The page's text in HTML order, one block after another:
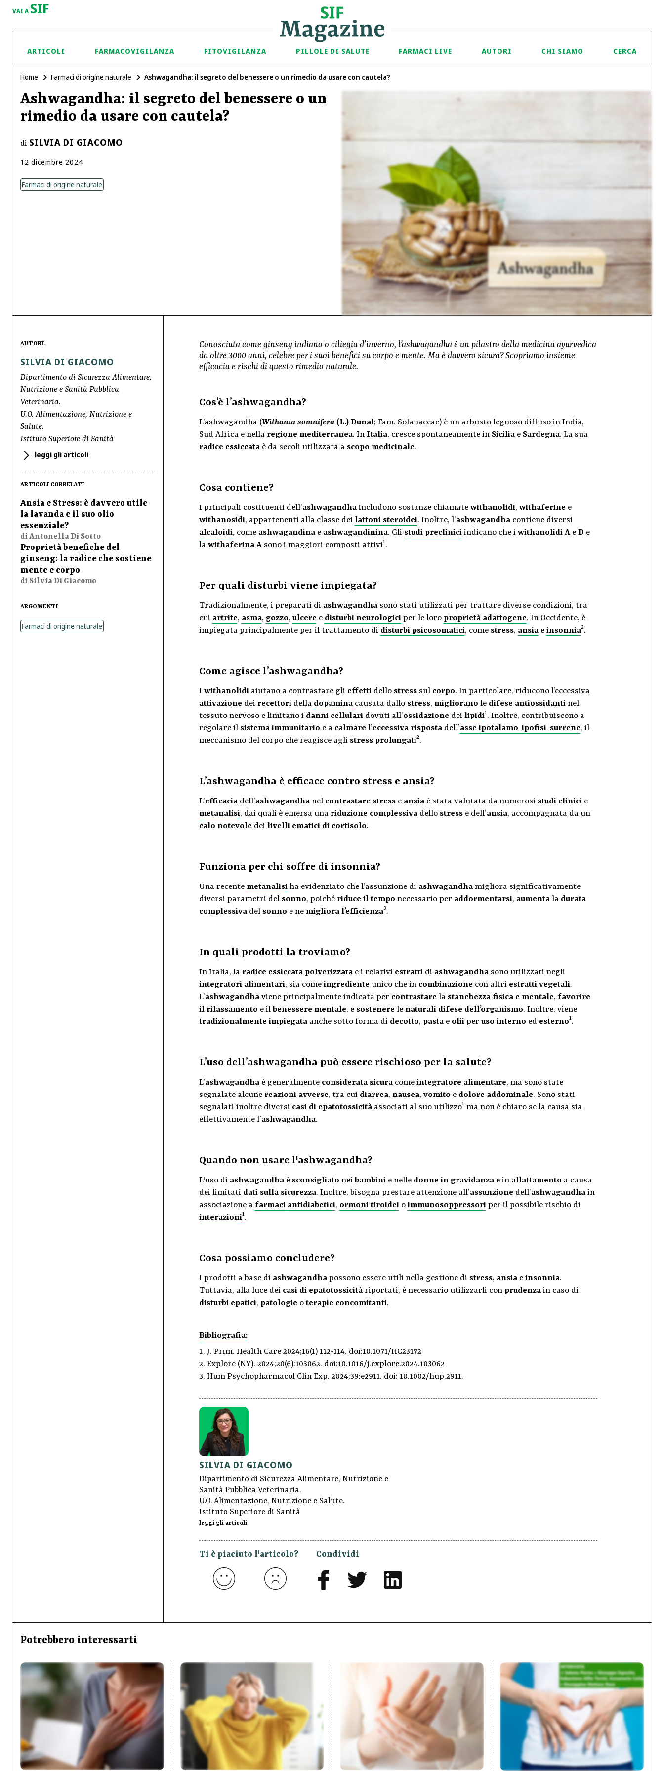
VAI A SIF
ARTICOLI FARMACOVIGILANZA FITOVIGILANZA PILLOLE DI SALUTE FARMACI LIVE AUTORI CHI SIAMO CERCA
Home Farmaci di origine naturale Ashwagandha: il segreto del benessere o un rimedio da usare con cautela?
Ashwagandha: il segreto del benessere o un
rimedio da usare con cautela?
di SILVIA DI GIACOMO
12 dicembre 2024
Farmaci di origine naturale
AUTORE
SILVIA DI GIACOMO
Dipartimento di Sicurezza Alimentare,
Nutrizione e Sanità Pubblica
Veterinaria.
U.O. Alimentazione, Nutrizione e
Salute.
Istituto Superiore di Sanità
leggi gli articoli
ARTICOLI CORRELATI
Ansia e Stress: è davvero utile
la lavanda e il suo olio
essenziale?
di Antonella Di Sotto
Proprietà benefiche del
ginseng: la radice che sostiene
mente e corpo
di Silvia Di Giacomo
ARGOMENTI
Farmaci di origine naturale
Conosciuta come ginseng indiano o ciliegia d’inverno, l’ashwagandha è un pilastro della medicina ayurvedica
da oltre 3000 anni, celebre per i suoi benefici su corpo e mente. Ma è davvero sicura? Scopriamo insieme
efficacia e rischi di questo rimedio naturale.
Cos’è l’ashwagandha?
L’ashwagandha (Withania somnifera (L.) Dunal; Fam. Solanaceae) è un arbusto legnoso diffuso in India,
Sud Africa e nella regione mediterranea. In Italia, cresce spontaneamente in Siciliae Sardegna. La sua
radice essiccataè da secoli utilizzata a scopo medicinale.
Cosa contiene?
I principali costituenti dell’ashwagandhaincludono sostanze chiamate withanolidi, withaferine e
withanosidi, appartenenti alla classe dei lattoni steroidei. Inoltre, l’ashwagandhacontiene diversi
alcaloidi, come ashwagandinae ashwagandinina. Gli studi precliniciindicano che i withanolidi Ae D e
la withaferina Asono i maggiori composti attivi1.
Per quali disturbi viene impiegata?
Tradizionalmente, i preparati di ashwagandhasono stati utilizzati per trattare diverse condizioni, tra
cui artrite, asma, gozzo, ulcere e disturbi neurologiciper le loro proprietà adattogene. In Occidente, è
impiegata principalmente per il trattamento di disturbi psicosomatici, come stress, ansiae insonnia2.
Come agisce l’ashwagandha?
I withanolidiaiutano a contrastare gli effettidello stresssul corpo. In particolare, riducono l’eccessiva
attivazione dei recettoridella dopaminacausata dallo stress, migliorano le difese antiossidantinel
tessuto nervoso e limitano i danni cellularidovuti all’ossidazione dei lipidi1. Inoltre, contribuiscono a
regolare il sistema immunitario e a calmare l’eccessiva risposta dell’asse ipotalamo-ipofisi-surrene, il
meccanismo del corpo che reagisce agli stress prolungati2.
L’ashwagandha è efficace contro stress e ansia?
L’efficaciadell’ashwagandhanel contrastare stresse ansiaè stata valutata da numerosi studi clinicie
metanalisi, dai quali è emersa una riduzione complessivadello stresse dell’ansia, accompagnata da un
calo notevole dei livelli ematici di cortisolo.
Funziona per chi soffre di insonnia?
Una recente metanalisiha evidenziato che l’assunzione di ashwagandhamigliora significativamente
diversi parametri del sonno, poiché riduce il tempo necessario per addormentarsi, aumentala durata
complessivadel sonno e ne migliora l’efficienza3.
In quali prodotti la troviamo?
In Italia, la radice essiccata polverizzatae i relativi estrattidi ashwagandhasono utilizzati negli
integratori alimentari, sia come ingrediente unico che in combinazione con altri estratti vegetali.
L’ashwagandhaviene principalmente indicata per contrastare la stanchezza fisica e mentale, favorire
il rilassamento e ilbenessere mentale, e sostenere le naturali difese dell’organismo. Inoltre, viene
tradizionalmente impiegataanche sotto forma di decotto, pastae olii per uso interno ed esterno1.
L’uso dell’ashwagandha può essere rischioso per la salute?
L’ashwagandhaè generalmente considerata sicuracome integratore alimentare, ma sono state
segnalate alcune reazioni avverse, tra cui diarrea, nausea, vomito e dolore addominale. Sono stati
segnalati inoltre diversi casi di epatotossicitàassociati al suo utilizzo1ma non è chiaro se la causa sia
effettivamente l’ashwagandha.
Quando non usare l'ashwagandha?
L'uso di ashwagandhaè sconsigliato neibambini e nelle donne in gravidanzae in allattamento a causa
dei limitati dati sulla sicurezza. Inoltre, bisogna prestare attenzione all’assunzione dell’ashwagandhain
associazione a farmaci antidiabetici, ormoni tiroideio immunosoppressoriper il possibile rischio di
interazioni1.
Cosa possiamo concludere?
I prodotti a base di ashwagandhapossono essere utili nella gestione di stress, ansiae insonnia.
Tuttavia, alla luce dei casi di epatotossicitàriportati, è necessario utilizzarli con prudenzain caso di
disturbi epatici, patologie o terapie concomitanti.
Bibliografia:
J. Prim. Health Care 2024;16(1) 112-114. doi:10.1071/HC23172
Explore (NY). 2024;20(6):103062. doi:10.1016/j.explore.2024.103062
Hum Psychopharmacol Clin Exp. 2024;39:e2911. doi: 10.1002/hup.2911.
SILVIA DI GIACOMO
Dipartimento di Sicurezza Alimentare, Nutrizione e
Sanità Pubblica Veterinaria.
U.O. Alimentazione, Nutrizione e Salute.
Istituto Superiore di Sanità
leggi gli articoli
Ti è piaciuto l'articolo? Condividi
Potrebbero interessarti